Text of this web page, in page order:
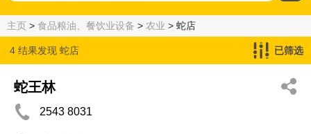
主页 > 食品粮油、餐饮业设备 > 农业 > 蛇店
4 结果发现 蛇店 已筛选
蛇王林
2543 8031